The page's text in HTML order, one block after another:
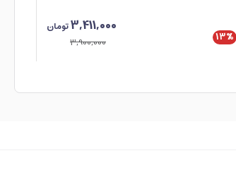
13%
3,411,000تومان
3,900,000